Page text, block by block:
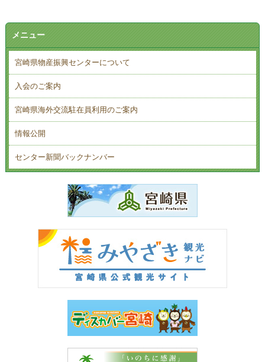
メニュー
宮崎県物産振興センターについて
入会のご案内
宮崎県海外交流駐在員利用のご案内
情報公開
センター新聞バックナンバー